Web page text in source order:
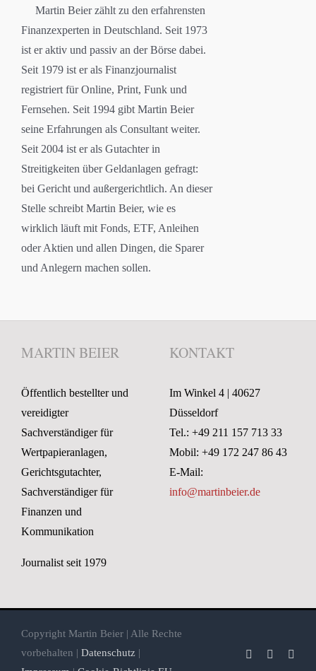
Martin Beier zählt zu den erfahrensten
Finanzexperten in Deutschland. Seit 1973
ist er aktiv und passiv an der Börse dabei.
Seit 1979 ist er als Finanzjournalist
registriert für Online, Print, Funk und
Fernsehen. Seit 1994 gibt Martin Beier
seine Erfahrungen als Consultant weiter.
Seit 2004 ist er als Gutachter in
Streitigkeiten über Geldanlagen gefragt:
bei Gericht und außergerichtlich. An dieser
Stelle schreibt Martin Beier, wie es
wirklich läuft mit Fonds, ETF, Anleihen
oder Aktien und allen Dingen, die Sparer
und Anlegern machen sollen.
MARTIN BEIER
Öffentlich bestellter und
vereidigter
Sachverständiger für
Wertpapieranlagen,
Gerichtsgutachter,
Sachverständiger für
Finanzen und
Kommunikation
Journalist seit 1979
KONTAKT
Im Winkel 4 | 40627
Düsseldorf
Tel.: +49 211 157 713 33
Mobil: +49 172 247 86 43
E-Mail:
info@martinbeier.de
Copyright Martin Beier | Alle Rechte
vorbehalten | Datenschutz |
Facebook